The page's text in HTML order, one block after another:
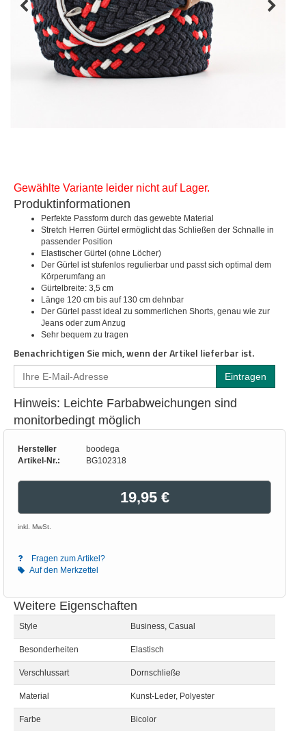
Gewählte Variante leider nicht auf Lager.
Produktinformationen
Perfekte Passform durch das gewebte Material
Stretch Herren Gürtel ermöglicht das Schließen der Schnalle in
passender Position
Elastischer Gürtel (ohne Löcher)
Der Gürtel ist stufenlos regulierbar und passt sich optimal dem
Körperumfang an
Gürtelbreite: 3,5 cm
Länge 120 cm bis auf 130 cm dehnbar
Der Gürtel passt ideal zu sommerlichen Shorts, genau wie zur
Jeans oder zum Anzug
Sehr bequem zu tragen
Benachrichtigen Sie mich, wenn der Artikel lieferbar ist.
Hinweis: Leichte Farbabweichungen sind
monitorbedingt möglich
Hersteller
boodega
Artikel-Nr.:
BG102318
19,95 €
inkl. MwSt.
Fragen zum Artikel?
Auf den Merkzettel
Weitere Eigenschaften
Style Business, Casual
Besonderheiten Elastisch
Verschlussart Dornschließe
Material Kunst-Leder, Polyester
Farbe Bicolor